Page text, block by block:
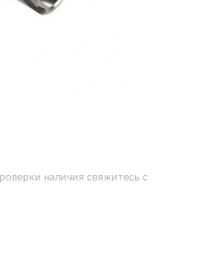
наличия свяжитесь с